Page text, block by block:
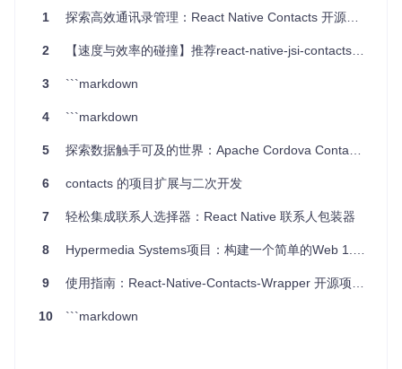
送消息。
同步工具 ：从设备上获取联系人数据，用于备份或与其他平
台同步。
前缀模糊匹配。
项目特点
简单易用：提供了清晰的API，使得接触和理解成本极低。
：支持多种查询方式，包括精确匹配、范围匹配和
组合查询。
性能优化：通过合理的数据加载策略，避免一次性加载大量
兼容性好：支持Android API Level 14及以上版本，覆盖广
许可证友好：采用Apache 2.0许可，允许商业使用。
总的来说，Contacts
1 探索高效通讯录管理：React Native Contacts 开源项目推荐
2 【速度与效率的碰撞】推荐react-native-jsi-contacts：下一代React Native联系人管理解决方案
3 ```markdown
4 ```markdown
5 探索数据触手可及的世界：Apache Cordova Contacts插件深度揭秘
6 contacts 的项目扩展与二次开发
7 轻松集成联系人选择器：React Native 联系人包装器
8 Hypermedia Systems项目：构建一个简单的Web 1.0风格联系人管理应用
9 使用指南：React-Native-Contacts-Wrapper 开源项目详解
10 ```markdown